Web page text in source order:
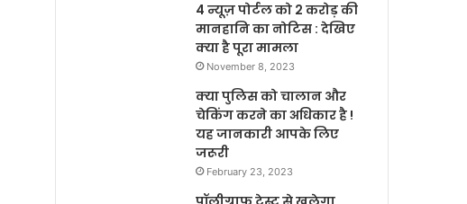
4 न्यूज़ पोर्टल को 2 करोड़ की
मानहानि का नोटिस : देखिए
क्या है पूरा मामला
November 8, 2023
क्या पुलिस को चालान और
चेकिंग करने का अधिकार है !
यह जानकारी आपके लिए
जरूरी
February 23, 2023